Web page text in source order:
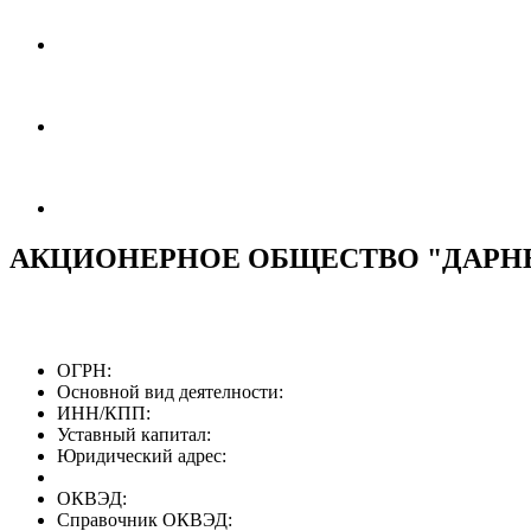
АКЦИОНЕРНОЕ ОБЩЕСТВО
ОГРН:
Основной вид деятелности:
ИНН/КПП:
Уставный капитал:
Юридический адрес:
ОКВЭД:
Справочник ОКВЭД: